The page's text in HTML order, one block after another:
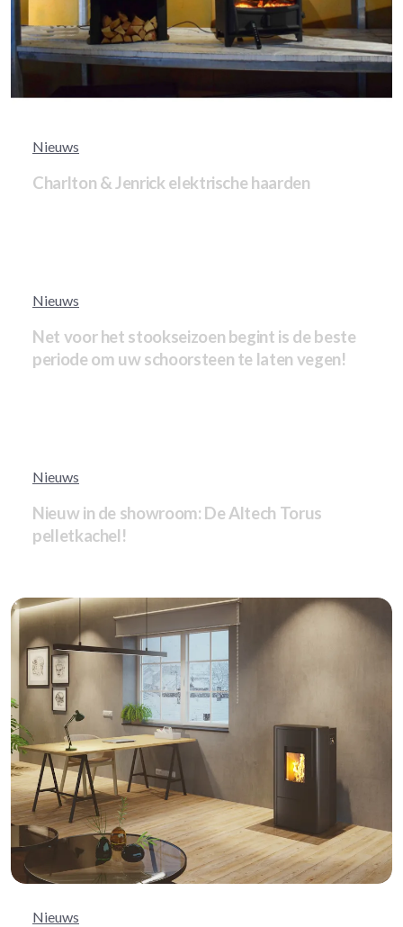
Nieuws
Charlton & Jenrick elektrische haarden
Nieuws
Net voor het stookseizoen begint is de beste
periode om uw schoorsteen te laten vegen!
Nieuws
Nieuw in de showroom: De Altech Torus
pelletkachel!
Nieuws